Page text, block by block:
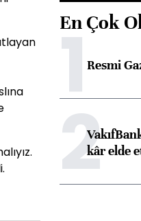
En Çok
1Resmi
2kâr elde